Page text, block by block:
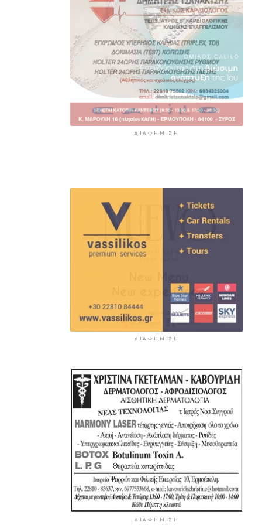
ΔΙΑΦΉΜΙΣΗ
ΔΙΑΦΉΜΙΣΗ
ΔΙΑΦΉΜΙΣΗ